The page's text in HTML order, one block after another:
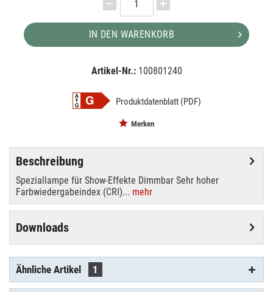
IN DEN WARENKORB
Artikel-Nr.: 100801240
Produktdatenblatt (PDF)
Merken
Beschreibung
Speziallampe für Show-Effekte Dimmbar Sehr hoher
Farbwiedergabeindex (CRI)... mehr
Downloads
Ähnliche Artikel 1